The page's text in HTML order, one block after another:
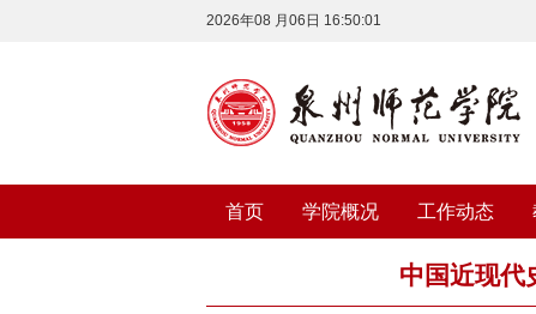
2026年08 月06日 16:50:01
首页 学院概况 工作动态
中国近现代